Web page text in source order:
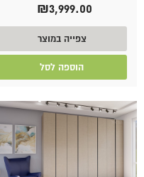
₪3,999.00
צפייה במוצר
הוספה לסל